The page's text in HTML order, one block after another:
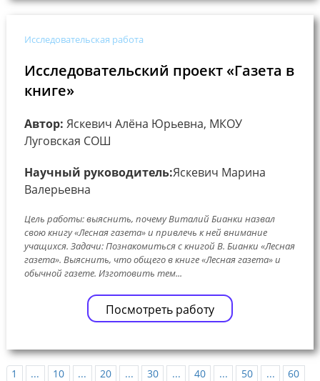
Исследовательская работа
Исследовательский проект «Газета в
книге»
Автор: Яскевич Алёна Юрьевна, МКОУ
Луговская СОШ
Научный руководитель:Яскевич Марина
Валерьевна
Цель работы: выяснить, почему Виталий Бианки назвал
свою книгу «Лесная газета» и привлечь к ней внимание
учащихся. Задачи: Познакомиться с книгой В. Бианки «Лесная
газета». Выяснить, что общего в книге «Лесная газета» и
обычной газете. Изготовить тем...
Посмотреть работу
1 ... 10 ... 20 ... 30 ... 40 ... 50 ...
60